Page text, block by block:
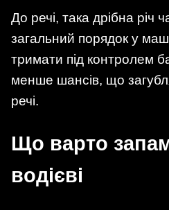
До речі, така дрібна річ
загальний порядок у
тримати під контролем
менше шансів, що
речі.
Що варто
водієві